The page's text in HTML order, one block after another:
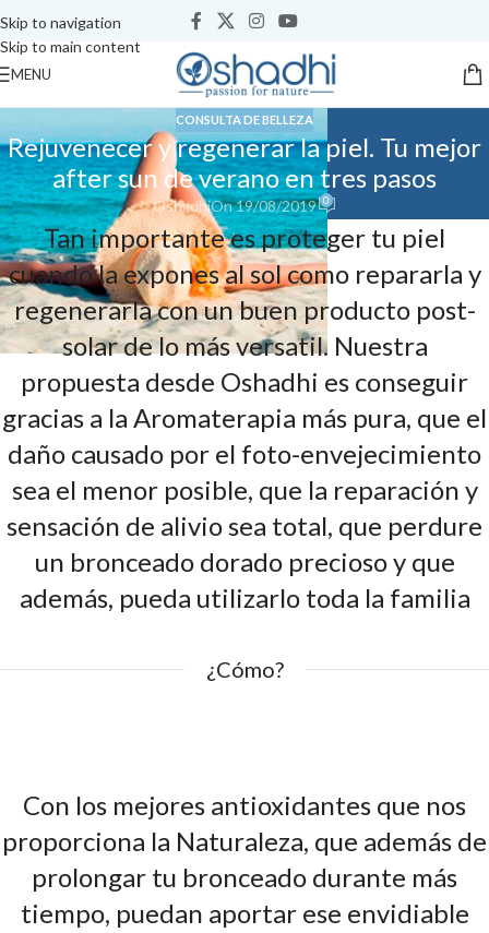
Skip to navigation
Skip to main content
MENU
CONSULTA DE BELLEZA
Rejuvenecer y regenerar la piel. Tu mejor
after sun de verano en tres pasos
OshadhiOn 19/08/2019 0
Tan importante es proteger tu piel
cuando la expones al sol como repararla y
regenerarla con un buen producto post-
solar de lo más versatil. Nuestra
propuesta desde Oshadhi es conseguir
gracias a la Aromaterapia más pura, que el
daño causado por el foto-envejecimiento
sea el menor posible, que la reparación y
sensación de alivio sea total, que perdure
un bronceado dorado precioso y que
además, pueda utilizarlo toda la familia
¿Cómo?
Con los mejores antioxidantes que nos
proporciona la Naturaleza, que además de
prolongar tu bronceado durante más
tiempo, puedan aportar ese envidiable